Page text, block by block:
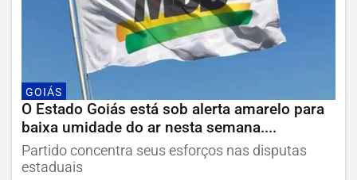
GOIÁS
O Estado Goiás está sob alerta amarelo para
baixa umidade do ar nesta semana....
Partido concentra seus esforços nas disputas
estaduais